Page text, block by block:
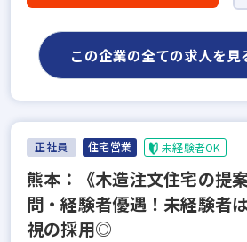
この企業の全ての求人を見
正社員 住宅営業 未経験者OK
熊本：《木造注文住宅の提
問・経験者優遇！未経験者
視の採用◎